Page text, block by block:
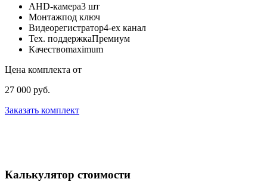
AHD-камера3 шт
Монтажпод ключ
Видеорегистратор4-ех канал
Тех. поддержкаПремиум
Качествоmaximum
Цена комплекта от
27 000 руб.
Заказать комплект
Калькулятор стоимости